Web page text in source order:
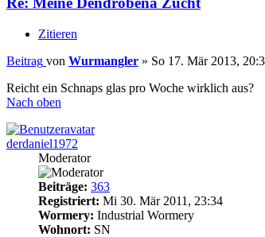
Zitieren
Beitrag von Wurmangler » So 17. Mär 2013,
Reicht ein Schnaps glas pro Woche wirklich aus?
Nach oben
derdaniel1972
Moderator
Beiträge: 363
Registriert: Mi 30. Mär 2011, 23:34
Wormery: Industrial Wormery
Wohnort: SN